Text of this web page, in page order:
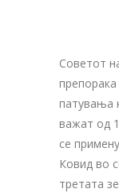
Советот
патувања
важат од
се
Ковид во
третата